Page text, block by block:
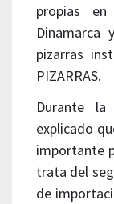
propias
Dinamarca
pizarras
PIZARRAS.
Durante la
explicado
importante
trata del
de